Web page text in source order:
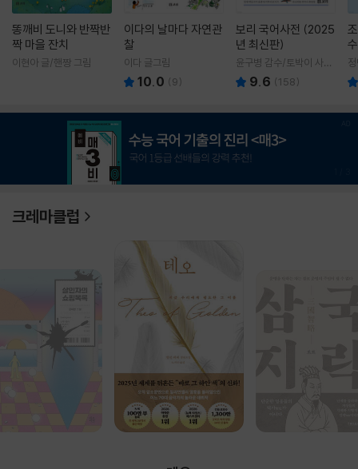
똥깨비 도니와 반짝반
짝 마을 잔치
이현아 글/핸짱 그림
이다의 날마다 자연관
찰
이다 글그림
10.0 (9)
보리 국어사전 (2025
년 최신판)
윤구병 감수/토박이 사전
편찬실 편
9.6 (158)
크레마클럽